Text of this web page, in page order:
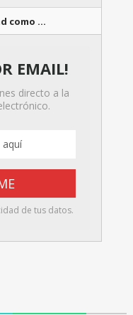
como …
EMAIL!
directo a la
de tus datos.